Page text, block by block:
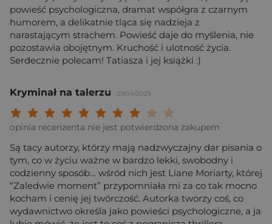
powieść psychologiczna, dramat współgra z czarnym
humorem, a delikatnie tląca się nadzieja z
narastającym strachem. Powieść daje do myślenia, nie
pozostawia obojętnym. Kruchość i ulotność życia.
Serdecznie polecam! Tatiasza i jej książki :)
Kryminał na talerzu 29/04/2025
Twoja ocena:
Twoja ocena: Wybitna 9/
Twoja ocena: Rewelacyjna 8/
Twoja ocena: Bardzo dobra 7/10"
Twoja ocena: Dobra 6/10"
Twoja ocena: Przeciętna 5/10"
Twoja ocena: Może być 4/10"
Twoja ocena: Słaba 3/10"
Twoja ocena: Bardzo słaba 2/10"
Twoja ocena: Beznadziejna 1/10"
opinia recenzenta nie jest potwierdzona zakupem
Są tacy autorzy, którzy mają nadzwyczajny dar pisania o
tym, co w życiu ważne w bardzo lekki, swobodny i
codzienny sposób… wśród nich jest Liane Moriarty, której
“Zaledwie moment” przypomniała mi za co tak mocno
kocham i cenię jej twórczość. Autorka tworzy coś, co
wydawnictwo określa jako powieści psychologiczne, a ja